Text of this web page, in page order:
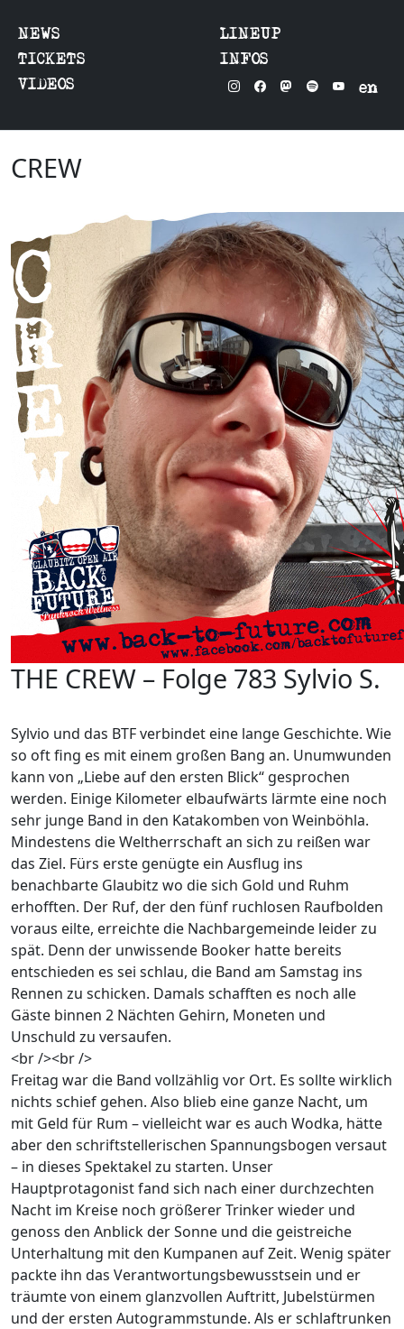
NEWS
LINEUP
TICKETS
INFOS
VIDEOS
en
CREW
THE CREW – Folge 783 Sylvio S.
Sylvio und das BTF verbindet eine lange Geschichte. Wie
so oft fing es mit einem großen Bang an. Unumwunden
kann von „Liebe auf den ersten Blick“ gesprochen
werden. Einige Kilometer elbaufwärts lärmte eine noch
sehr junge Band in den Katakomben von Weinböhla.
Mindestens die Weltherrschaft an sich zu reißen war
das Ziel. Fürs erste genügte ein Ausflug ins
benachbarte Glaubitz wo die sich Gold und Ruhm
erhofften. Der Ruf, der den fünf ruchlosen Raufbolden
voraus eilte, erreichte die Nachbargemeinde leider zu
spät. Denn der unwissende Booker hatte bereits
entschieden es sei schlau, die Band am Samstag ins
Rennen zu schicken. Damals schafften es noch alle
Gäste binnen 2 Nächten Gehirn, Moneten und
Unschuld zu versaufen.
<br /><br />
Freitag war die Band vollzählig vor Ort. Es sollte wirklich
nichts schief gehen. Also blieb eine ganze Nacht, um
mit Geld für Rum – vielleicht war es auch Wodka, hätte
aber den schriftstellerischen Spannungsbogen versaut
– in dieses Spektakel zu starten. Unser
Hauptprotagonist fand sich nach einer durchzechten
Nacht im Kreise noch größerer Trinker wieder und
genoss den Anblick der Sonne und die geistreiche
Unterhaltung mit den Kumpanen auf Zeit. Wenig später
packte ihn das Verantwortungsbewusstsein und er
träumte von einem glanzvollen Auftritt, Jubelstürmen
und der ersten Autogrammstunde. Als er schlaftrunken